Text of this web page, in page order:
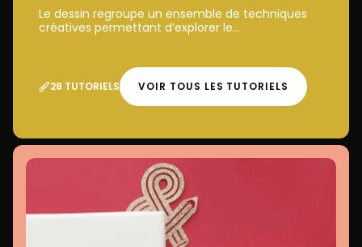
Le dessin regroupe un ensemble de techniques
créatives permettant d’explorer le...
28 TUTORIELS VOIR TOUS LES TUTORIELS